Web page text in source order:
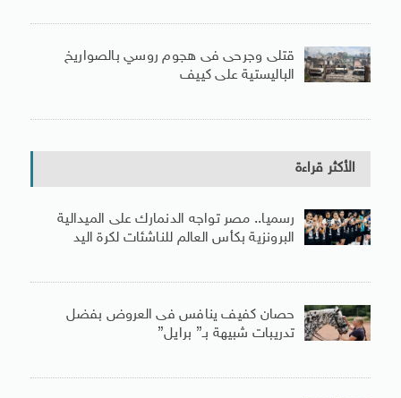
قتلى وجرحى فى هجوم روسي بالصواريخ
الباليستية على كييف
الأكثر قراءة
رسميا.. مصر تواجه الدنمارك على الميدالية
البرونزية بكأس العالم للناشئات لكرة اليد
حصان كفيف ينافس فى العروض بفضل
تدريبات شبيهة بـ” برايل”